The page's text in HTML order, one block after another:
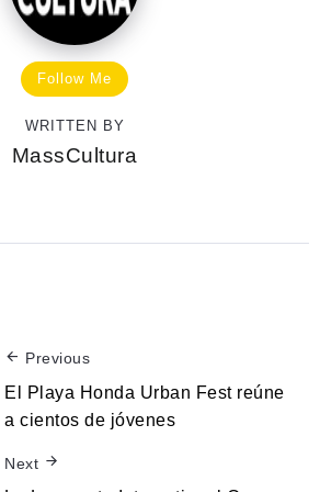
Follow Me
WRITTEN BY
MassCultura
Previous
El Playa Honda Urban Fest reúne
a cientos de jóvenes
Next